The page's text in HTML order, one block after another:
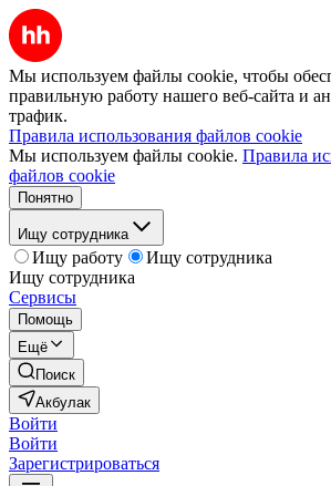
Мы используем файлы cookie, чтобы
правильную работу нашего веб-сайта и
трафик.
Правила использования файлов cookie
Мы используем файлы cookie. Правила
файлов cookie
Понятно
Ищу сотрудника
Ищу работу
Ищу сотрудника
Ищу сотрудника
Сервисы
Помощь
Ещё
Поиск
Акбулак
Войти
Войти
Зарегистрироваться